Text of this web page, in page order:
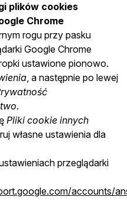
plików cookies
Chrome
rogu przy pasku
Google Chrome
ustawione pionowo.
, a następnie po lewej
.
Pliki cookie innych
własne ustawienia dla
przeglądarki
accounts/